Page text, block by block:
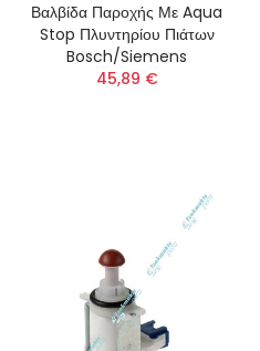
Βαλβίδα Παροχής Με Aqua
Stop Πλυντηρίου Πιάτων
Bosch/Siemens
45,89 €